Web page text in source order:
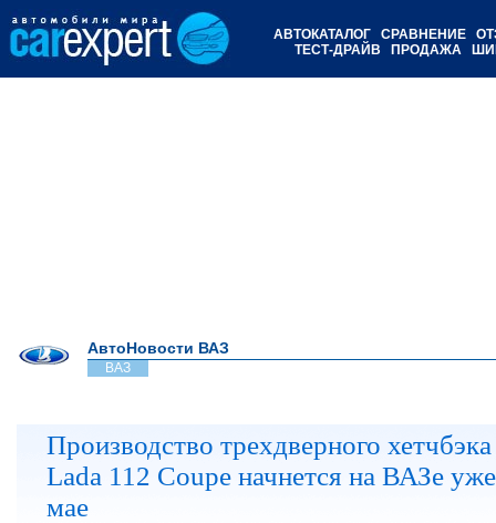
АВТОКАТАЛОГ СРАВНЕНИЕ
ТЕСТ-ДРАЙВ
ПРОДАЖА
АвтоНовости ВАЗ
ВАЗ
Производство трехдверного хетчбэка
Lada 112 Coupe начнется на ВАЗе
мае